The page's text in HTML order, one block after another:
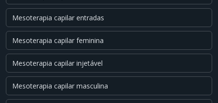
Mesoterapia capilar entradas
Mesoterapia capilar feminina
Mesoterapia capilar injetável
Mesoterapia capilar masculina